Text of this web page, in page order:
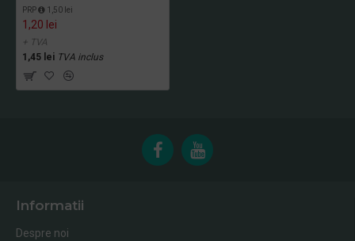
PRP 1,50 lei
1,20 lei
+ TVA
1,45 lei TVA inclus
Informatii
Despre noi